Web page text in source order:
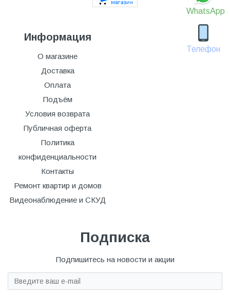
WhatsApp
Телефон
Информация
О магазине
Доставка
Оплата
Подъём
Условия возврата
Публичная оферта
Политика
конфиденциальности
Контакты
Ремонт квартир и домов
Видеонаблюдение и СКУД
Подписка
Подпишитесь на новости и акции